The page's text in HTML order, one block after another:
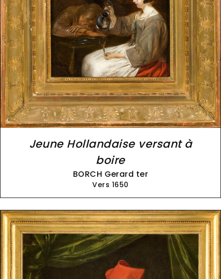
Jeune Hollandaise versant à
boire
BORCH Gerard ter
Vers 1650